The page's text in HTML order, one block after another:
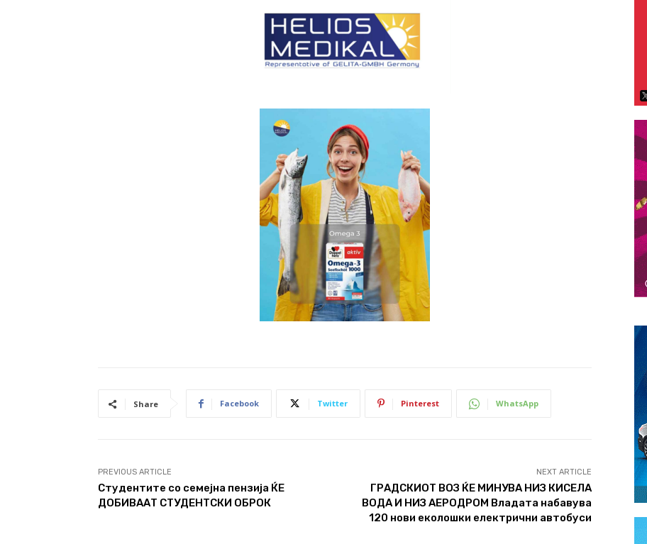
Share Facebook Twitter Pinterest WhatsApp
PREVIOUS ARTICLE
Студентите со семејна пензија ЌЕ
ДОБИВААТ СТУДЕНТСКИ ОБРОК
NEXT ARTICLE
ГРАДСКИОТ ВОЗ ЌЕ МИНУВА НИЗ КИСЕЛА
ВОДА И НИЗ АЕРОДРОМ Владата набавува
120 нови еколошки електрични автобуси